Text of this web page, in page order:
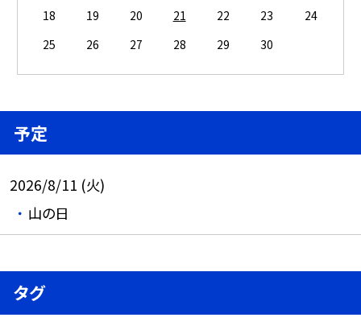
18
19 20 21 22 23
24
25
26 27 28 29 30
予定
2026/8/11 (火)
山の日
タグ